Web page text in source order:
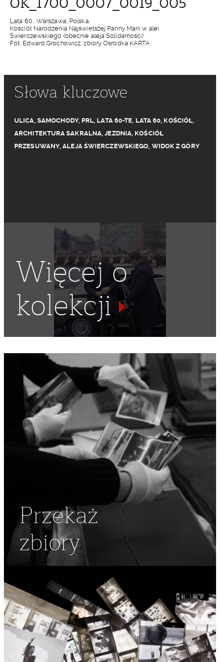
Lata 60., Warszawa, Polska.
Kościół Narodzenia Najświętszej Panny Marii w alei
Świerczewskiego (obecnie aleja Solidarności).
Fot. Edward Grochowicz, zbiory Ośrodka KARTA
Słowa kluczowe
ULICA, SAMOCHODY, PRL, LATA 60-TE, LATA 60, KOŚCIÓŁ,
ARCHITEKTURA SAKRALNA,JEZDNIA, KOŚCIÓŁ
PRZESUWANY,ALEJA ŚWIERCZEWSKIEGO, WIDOK Z GÓRY
Więcej o
kolekcji
Przekaż
zbiory